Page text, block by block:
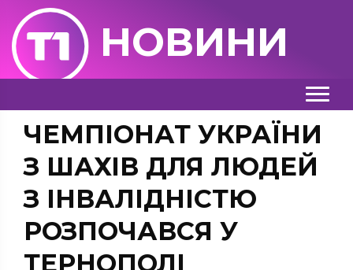
НОВИНИ
ЧЕМПІОНАТ УКРАЇНИ
З ШАХІВ ДЛЯ ЛЮДЕЙ
З ІНВАЛІДНІСТЮ
РОЗПОЧАВСЯ У
ТЕРНОПОЛІ